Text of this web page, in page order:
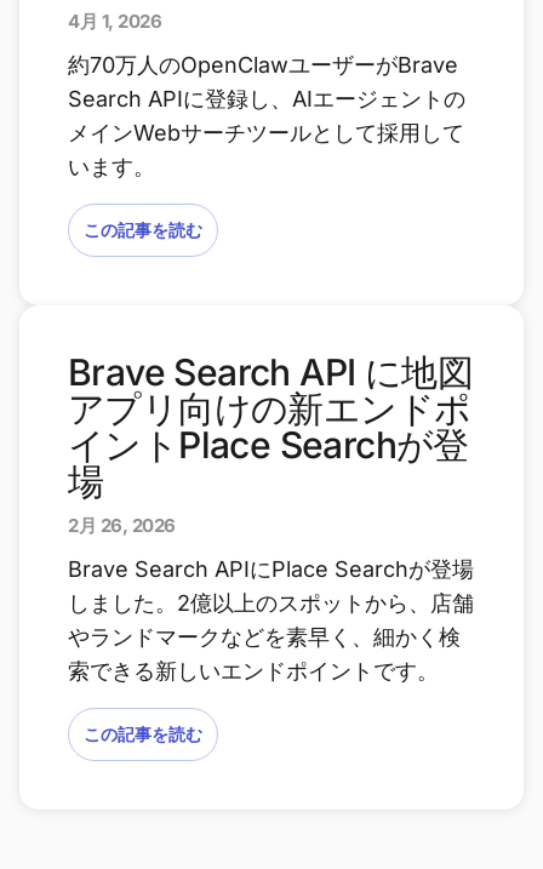
4月 1, 2026
約70万人のOpenClawユーザーがBrave
Search APIに登録し、AIエージェントの
メインWebサーチツールとして採用して
います。
この記事を読む
Brave Search API に地図
アプリ向けの新エンドポ
イントPlace Searchが登
場
2月 26, 2026
Brave Search APIにPlace Searchが登場
しました。2億以上のスポットから、店舗
やランドマークなどを素早く、細かく検
索できる新しいエンドポイントです。
この記事を読む